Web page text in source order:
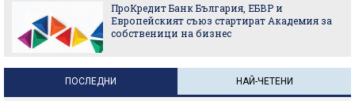
ПроКредит Банк България, ЕБВР и
Европейският съюз стартират Академия за
собственици на бизнес
ПОСЛЕДНИ НАЙ-ЧЕТЕНИ